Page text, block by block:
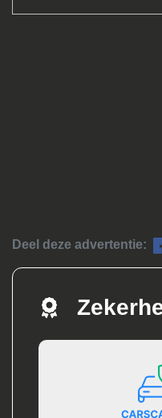
Deel deze advertentie: